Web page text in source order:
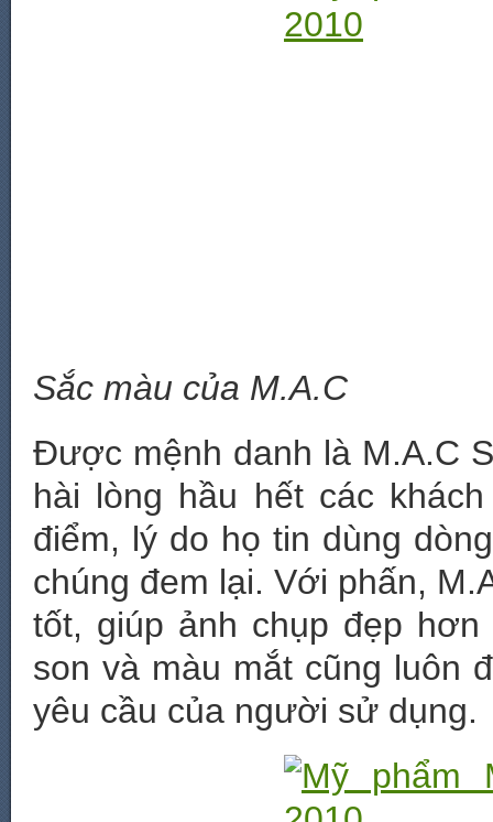
Sắc màu của M.A.C
Được mệnh danh là M.A.C
hài lòng hầu hết các
điểm, lý do họ tin dùng
chúng đem lại. Với phấn,
tốt, giúp ảnh chụp đẹp
son và màu mắt cũng luôn
yêu cầu của người sử dụng.